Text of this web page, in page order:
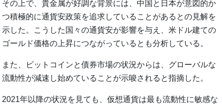
その上で、貴金属が好調な背景には、中国と日本が意図的か
つ積極的に通貨安政策を追求していることがあるとの見解を
示した。こうした国々の通貨安が影響を与え、米ドル建ての
ゴールド価格の上昇につながっているとも分析している。
また、ビットコインと債券市場の状況からは、グローバルな
流動性が減速し始めていることが示唆されると指摘した。
2021年以降の状況を見ても、仮想通貨は最も流動性に敏感な